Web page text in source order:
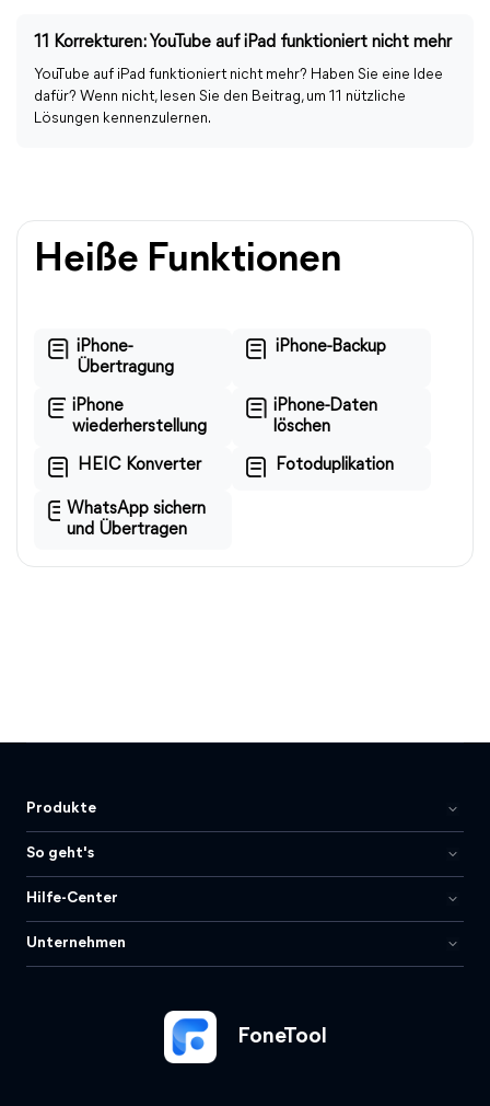
11 Korrekturen: YouTube auf iPad funktioniert nicht mehr
YouTube auf iPad funktioniert nicht mehr? Haben Sie eine Idee
dafür? Wenn nicht, lesen Sie den Beitrag, um 11 nützliche
Lösungen kennenzulernen.
Heiße Funktionen
iPhone-
Übertragung
iPhone-Backup
iPhone
wiederherstellung
iPhone-Daten
löschen
HEIC Konverter Fotoduplikation
WhatsApp sichern
und Übertragen
FoneTool
Produkte
So geht's
Hilfe-Center
Unternehmen